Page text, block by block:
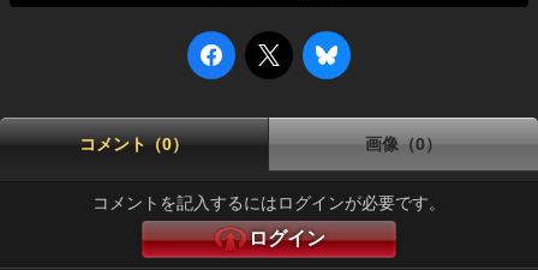
コメント（0） 画像（0）
コメントを記入するにはログインが必要です。
ログイン